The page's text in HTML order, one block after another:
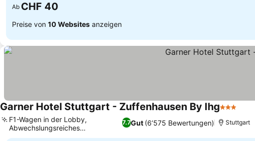
Ab CHF 40
Preise von 10 Websites anzeigen
Garner Hotel Stuttgart - Zuffenhausen By Ihg3 Sterne
7.7Gut (6’575 Bewertungen)
F1-Wagen in der Lobby,
Abwechslungsreiches
Frühstücksbuffet
Stuttgart